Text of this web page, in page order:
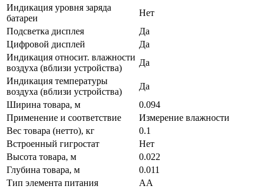
Индикация уровня заряда
батареи
Нет
Подсветка дисплея
Да
Цифровой дисплей
Да
Индикация относит. влажности
воздуха (вблизи устройства)
Да
Индикация температуры
воздуха (вблизи устройства)
Да
Ширина товара, м
0.094
Применение и соответствие
Измерение влажности
Вес товара (нетто), кг
0.1
Встроенный гигростат
Нет
Высота товара, м
0.022
Глубина товара, м
0.011
Тип элемента питания
AA